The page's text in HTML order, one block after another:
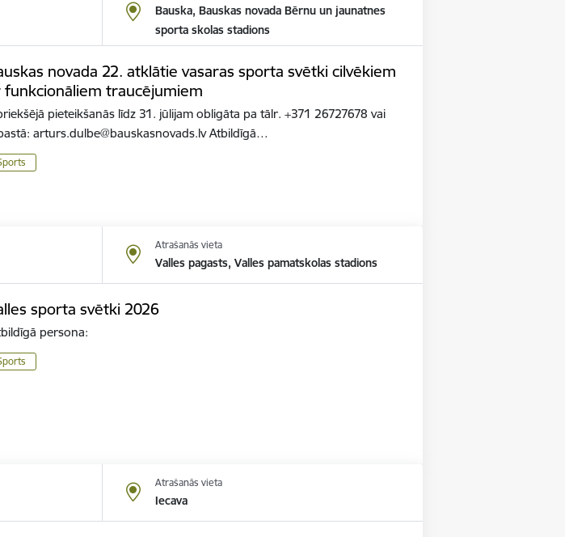
Bauska, Bauskas novada Bērnu un jaunatnes
sporta skolas stadions
novada 22. atklātie vasaras sporta svētki cilvēkiem
funkcionāliem traucējumiem
pieteikšanās līdz 31. jūlijam obligāta pa tālr. +371 26727678 vai
arturs.dulbe@bauskasnovads.lv Atbildīgā…
Atrašanās vieta
Valles pagasts, Valles pamatskolas stadions
sporta svētki 2026
persona:
Atrašanās vieta
Iecava